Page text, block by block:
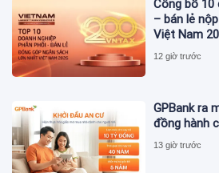
Công bố 10
– bán lẻ
Việt Nam
12.900 tỷ
12 giờ trước
GPBank ra
đồng hành
13 giờ trước